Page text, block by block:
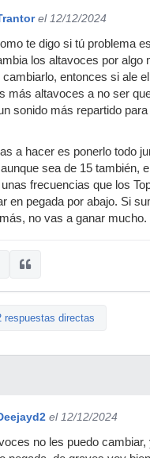
el 12/12/2024
te digo si tú problema
los altavoces por algo
cambiarlo, entonces si ale
más altavoces a no ser
sonido más repartido
a hacer es ponerlo todo
sea de 15 también,
frecuencias que los
en pegada por abajo. Si
no vas a ganar mucho.
respuestas directas
el 12/12/2024
no les puedo